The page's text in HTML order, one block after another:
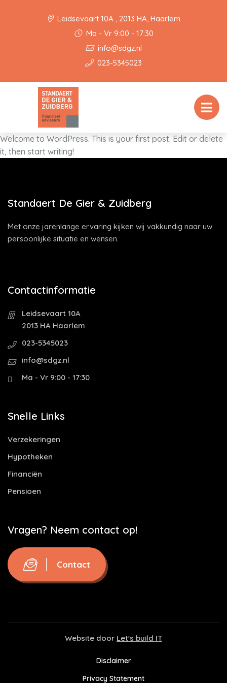
Leidsevaart 10A , 2013 HA, Haarlem
Ma - Vr 9:00 - 17:30
info@sdgz.nl
023-5345023
Welcome to WordPress. This is your first post. Edit or delete
it, then start writing!
Standaert De Gier & Zuidberg
Met onze jarenlange ervaring kijken wij vakkundig naar uw
persoonlijke situatie en wensen.
Contactinformatie
Leidsevaart 10A
2013 HA Haarlem
023-5345023
info@sdgz.nl
Ma - Vr 9:00 - 17:30
Snelle Links
Verzekeringen
Hypotheken
Financiën
Pensioen
Vragen? Neem contact op!
Contact
Website door Let's build IT
Disclaimer
Privacy Statement